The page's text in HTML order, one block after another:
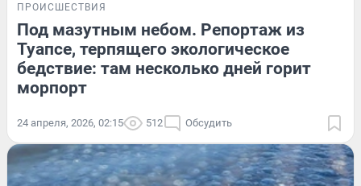
ПРОИСШЕСТВИЯ
Под мазутным небом. Репортаж из
Туапсе, терпящего экологическое
бедствие: там несколько дней горит
морпорт
24 апреля, 2026, 02:15 512 Обсудить